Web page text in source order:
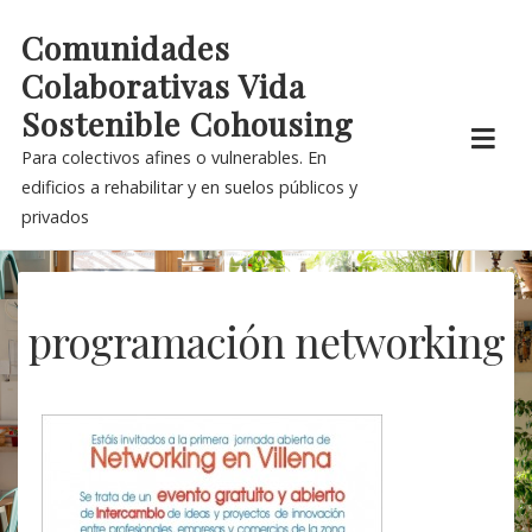
content
Comunidades
Colaborativas Vida
Sostenible Cohousing
Para colectivos afines o vulnerables. En
edificios a rehabilitar y en suelos públicos y
privados
programación networking